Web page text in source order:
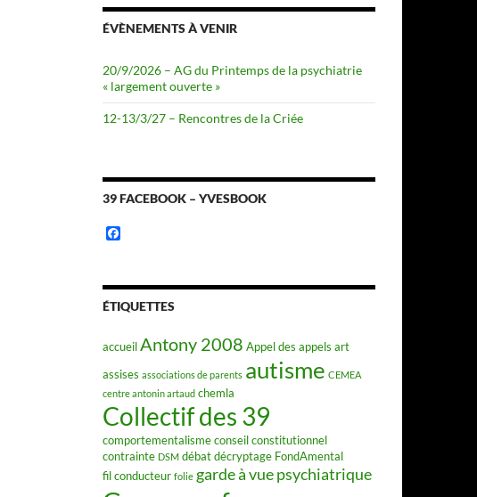
ÉVÈNEMENTS À VENIR
20/9/2026 – AG du Printemps de la psychiatrie
« largement ouverte »
12-13/3/27 – Rencontres de la Criée
39 FACEBOOK – YVESBOOK
b
o
ÉTIQUETTES
accueilAntony 2008 Appel des appels art
assises associations de parents autisme CEMEA
centre antonin artaud chemla
Collectif des 39
comportementalismeconseil constitutionnel
contrainte DSM débatdécryptage FondAmental
fil conducteur folie garde à vue psychiatrique